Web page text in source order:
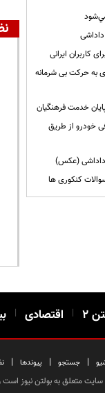
به حرکت بی شرمانه
خودرو از طریق
داداشی (عکس)
کنکوری ها
۲ | اقتصادی |
| جستجو | پیوندها |
متعلق به بولتن نیوز است